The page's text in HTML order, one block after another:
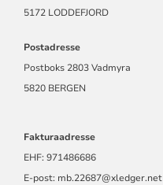
5172 LODDEFJORD
Postadresse
Postboks 2803 Vadmyra
5820 BERGEN
Fakturaadresse
EHF: 971486686
E-post: mb.22687@xledger.net